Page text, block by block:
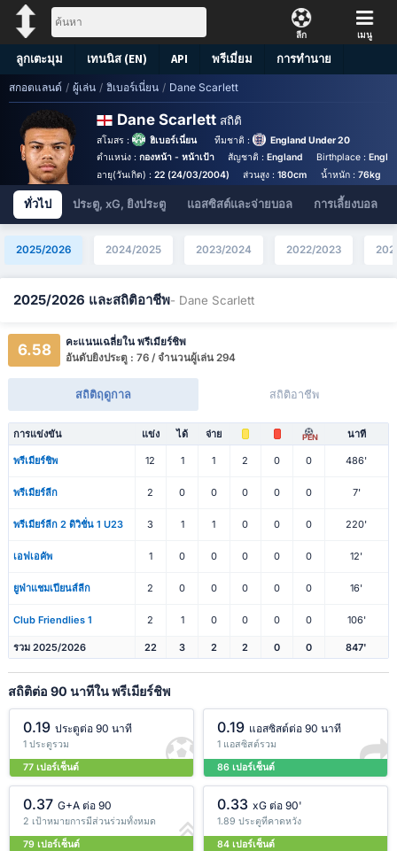
ลีก เมนู
ลูกเตะมุม เทนนิส (EN) API พรีเมี่ยม การทำนาย
สกอตแลนด์ / ผู้เล่น / ฮิเบอร์เนี่ยน / Dane Scarlett
Dane Scarlett สถิติ
สโมสร : ฮิเบอร์เนี่ยน ทีมชาติ :
England Under 20
ตำแหน่ง : กองหน้า - หน้าเป้า สัญชาติ :England Birthplace :
อายุ(วันเกิด) : 22 (24/03/2004) ส่วนสูง :180cm น้ำหนัก : 76kg
ทั่วไป ประตู, xG, ยิงประตู แอสซิสต์และจ่ายบอล การเลี้ยงบอล
2025/2026 2024/2025 2023/2024 2022/2023
2025/2026 และสถิติอาชีพ- Dane Scarlett
6.58
คะแนนเฉลี่ยใน พรีเมียร์ชิพ
อันดับยิงประตู : 76 / จำนวนผู้เล่น 294
สถิติฤดูกาล สถิติอาชีพ
การแข่งขัน แข่ง ได้ จ่าย PEN นาที
พรีเมียร์ชิพ 12 1 1 2 0 0 486'
พรีเมียร์ลีก 2 0 0 0 0 0 7'
พรีเมียร์ลีก 2 ดิวิชั่น 1 U23 3 1 1 0 0 0 220'
เอฟเอคัพ 1 0 0 0 0 0 12'
ยูฟ่าแชมเปียนส์ลีก 2 0 0 0 0 0 16'
Club Friendlies 1 2 1 0 0 0 0 106'
รวม 2025/2026 22 3 2 2 0 0 847'
สถิติต่อ 90 นาทีใน พรีเมียร์ชิพ
0.19 ประตูต่อ 90 นาที
1 ประตูรวม
77 เปอร์เซ็นต์
0.19 แอสซิสต์ต่อ 90 นาที
1 แอสซิสต์รวม
86 เปอร์เซ็นต์
0.37 G+A ต่อ 90
2 เป้าหมายการมีส่วนร่วมทั้งหมด
79 เปอร์เซ็นต์
0.33 xG ต่อ 90'
1.89 ประตูที่คาดหวัง
84 เปอร์เซ็นต์